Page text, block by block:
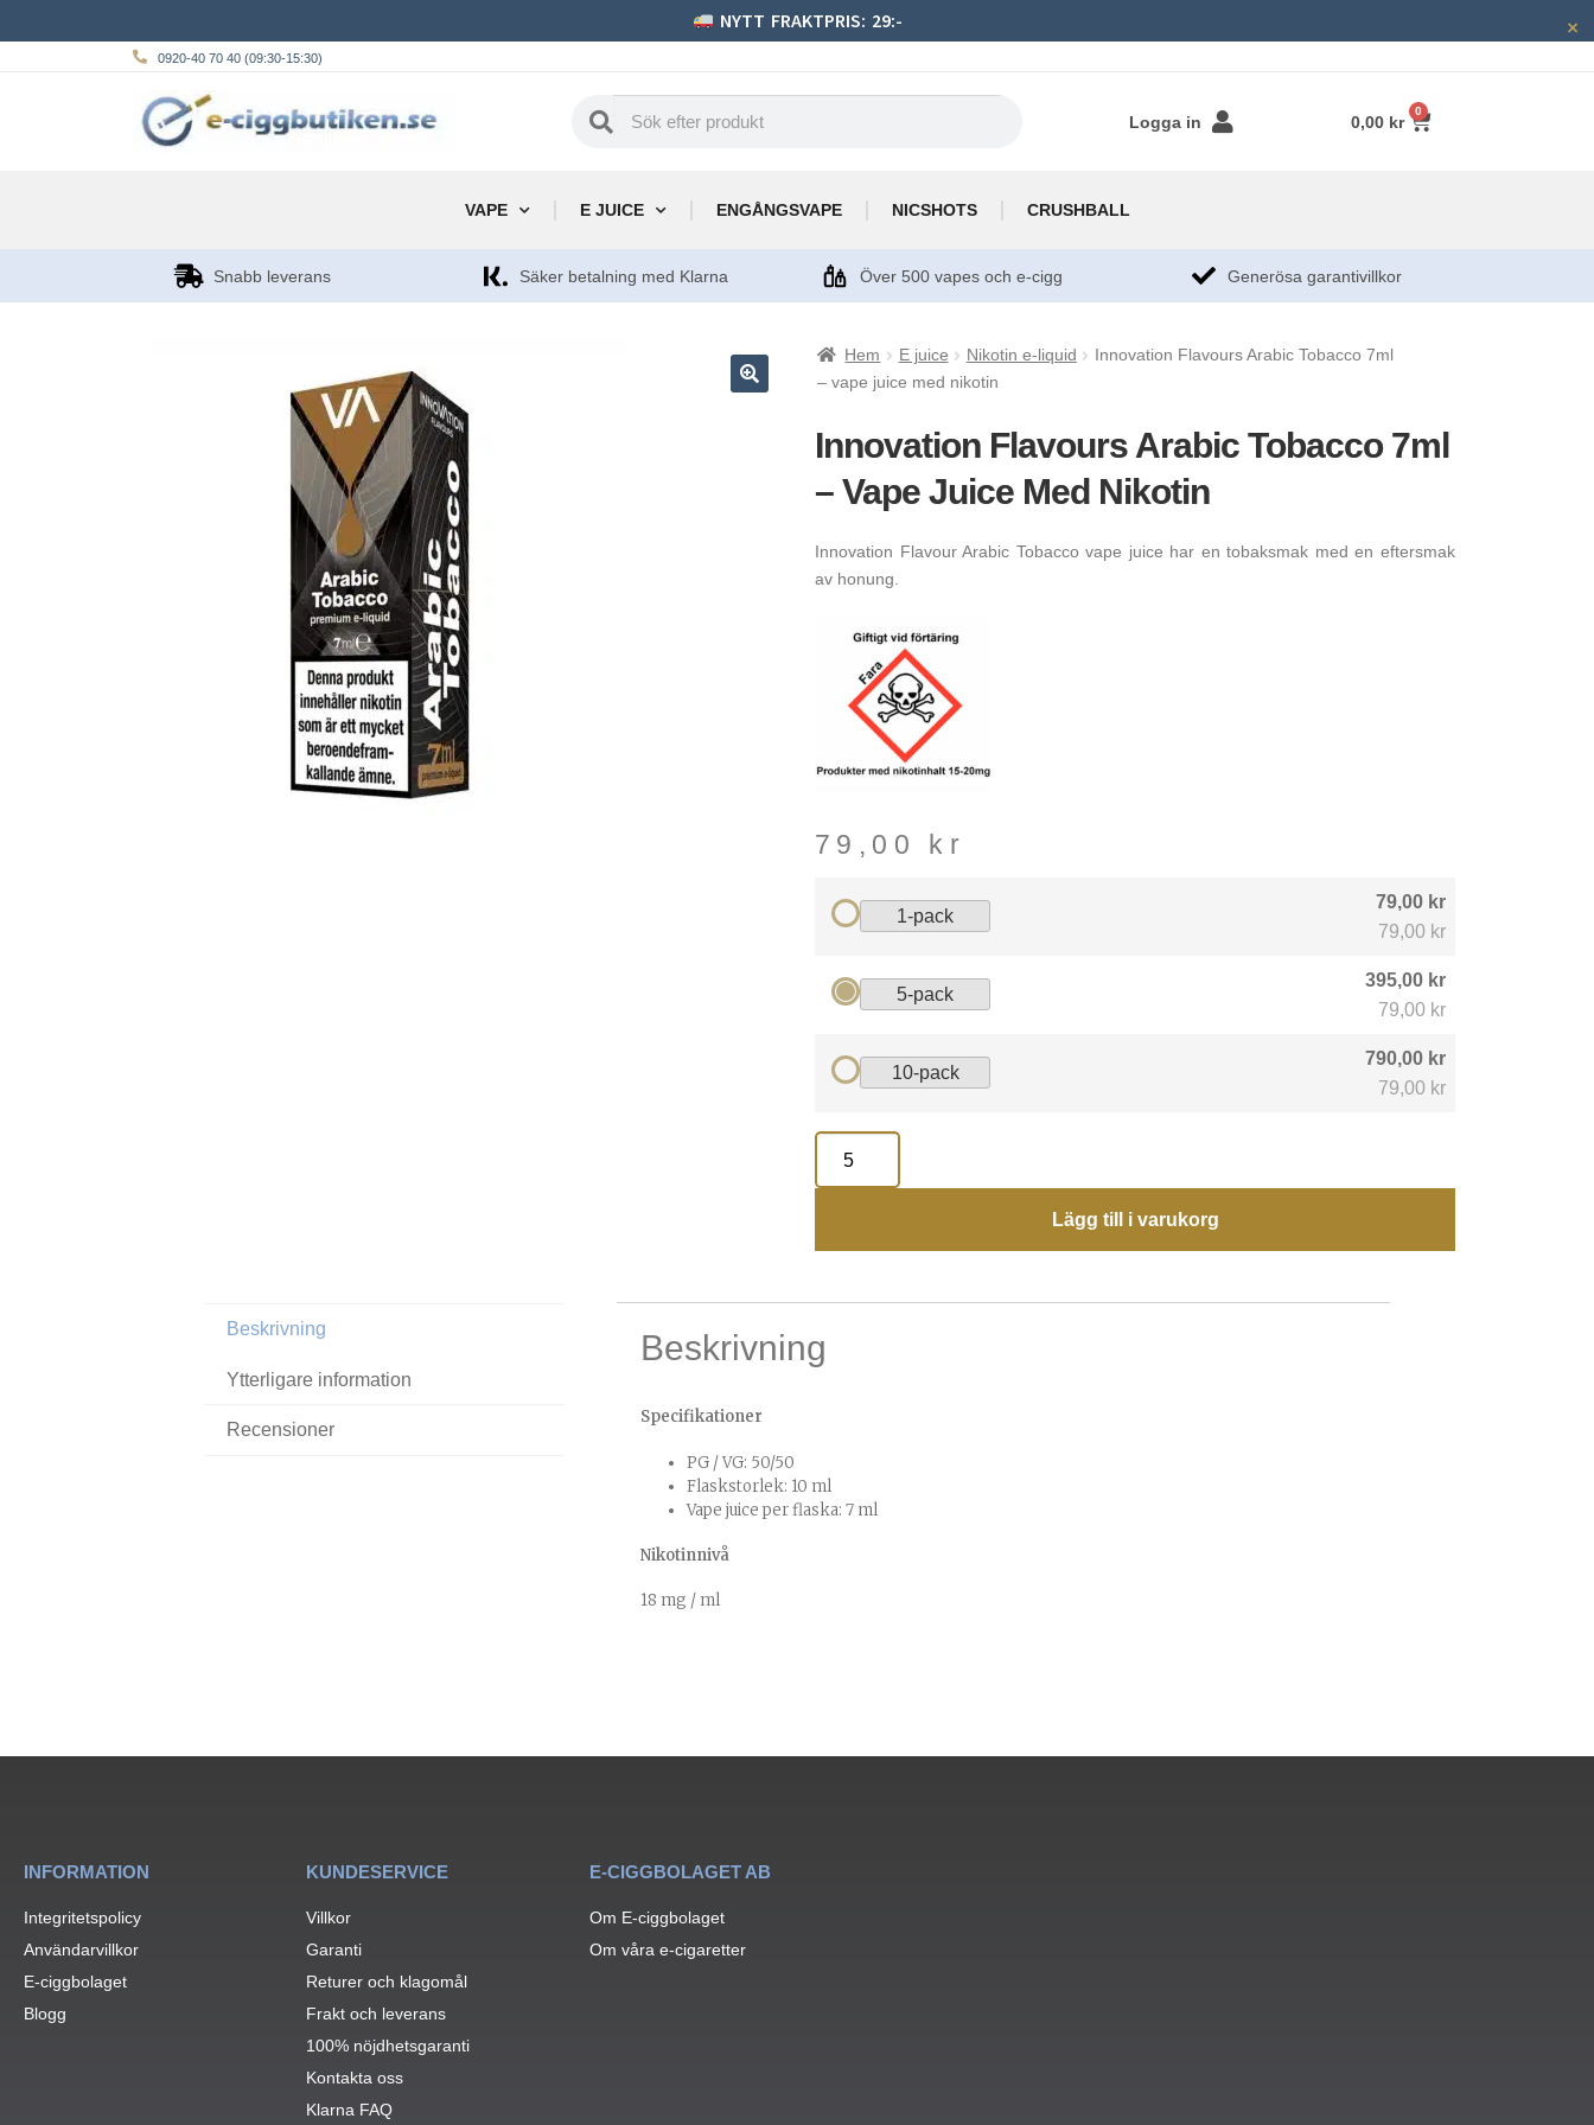
NYTT FRAKTPRIS: 29:- ×
0920-40 70 40 (09:30-15:30)
Logga in 0,00 kr
0
VAPE E JUICE ENGÅNGSVAPE NICSHOTS CRUSHBALL
Snabb leverans Säker betalning med Klarna Över 500 vapes och e-cigg Generösa garantivillkor​
Hem E juice Nikotin e-liquid
Innovation Flavours Arabic Tobacco 7ml
– vape juice med nikotin
Innovation Flavours Arabic Tobacco 7ml
– Vape Juice Med Nikotin
Innovation Flavour Arabic Tobacco vape juice har en tobaksmak med en eftersmak
av honung.
79,00 kr
1-pack
79,00 kr
79,00 kr
5-pack
395,00 kr
79,00 kr
10-pack
790,00 kr
79,00 kr
Lägg till i varukorg
Beskrivning
Ytterligare information
Recensioner
Beskrivning
Specifikationer
PG / VG: 50/50
Flaskstorlek: 10 ml
Vape juice per flaska: 7 ml
Nikotinnivå
18 mg / ml
INFORMATION
Integritetspolicy
Användarvillkor
E-ciggbolaget
Blogg
KUNDESERVICE
Villkor
Garanti
Returer och klagomål
Frakt och leverans
100% nöjdhetsgaranti
Kontakta oss
Klarna FAQ
E-CIGGBOLAGET AB
Om E-ciggbolaget
Om våra e-cigaretter